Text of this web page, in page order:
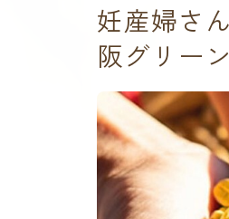
妊産婦さ
阪グリー